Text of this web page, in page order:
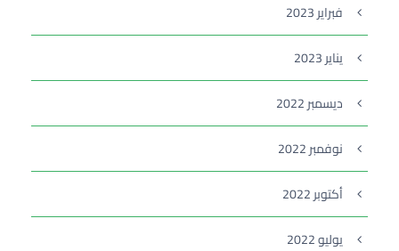
فبراير 2023
يناير 2023
ديسمبر 2022
نوفمبر 2022
أكتوبر 2022
يوليو 2022